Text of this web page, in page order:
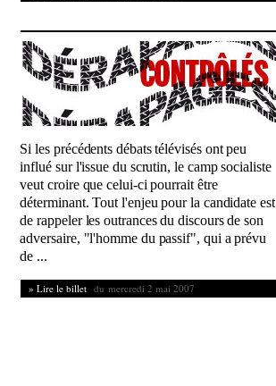
Si les précédents débats télévisés ont peu
influé sur l'issue du scrutin, le camp socialiste
veut croire que celui-ci pourrait être
déterminant. Tout l'enjeu pour la candidate est
de rappeler les outrances du discours de son
adversaire, "l'homme du passif", qui a prévu
de ...
» Lire le billet du mercredi 2 mai 2007